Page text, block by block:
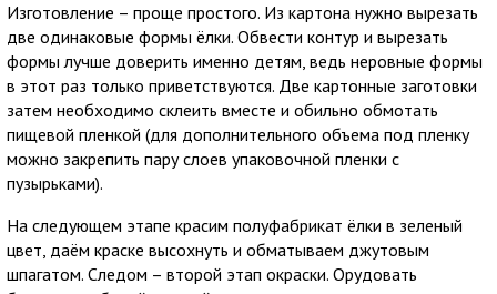
Изготовление – проще простого. Из картона нужно вырезать
две одинаковые формы ёлки. Обвести контур и вырезать
формы лучше доверить именно детям, ведь неровные формы
в этот раз только приветствуются. Две картонные заготовки
затем необходимо склеить вместе и обильно обмотать
пищевой пленкой (для дополнительного объема под пленку
можно закрепить пару слоев упаковочной пленки с
пузырьками).
На следующем этапе красим полуфабрикат ёлки в зеленый
цвет, даём краске высохнуть и обматываем джутовым
шпагатом. Следом – второй этап окраски. Орудовать